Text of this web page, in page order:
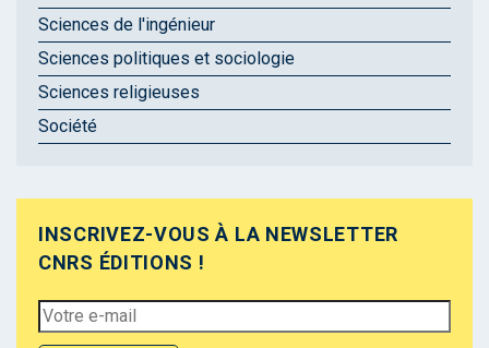
Sciences de l'ingénieur
Sciences politiques et sociologie
Sciences religieuses
Société
INSCRIVEZ-VOUS À LA NEWSLETTER
CNRS ÉDITIONS !